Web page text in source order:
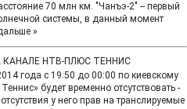
70 млн км. "Чанъэ-2" -- первый
системы, в данный момент
»
КАНАЛЕ НТВ-ПЛЮС ТЕННИС
года с 19:50 до 00:00 по киевскому
будет временно отсутствовать -
у него прав на транслируемые